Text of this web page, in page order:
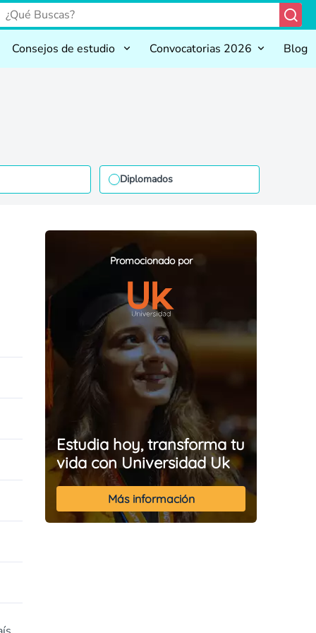
Consejos de estudio Convocatorias 2026 Blog
Diplomados
Promocionado por
Estudia hoy, transforma tu
vida con Universidad Uk
Más información